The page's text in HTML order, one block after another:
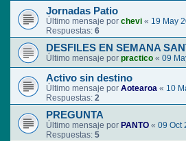
Jornadas Patio
Último mensaje por chevi « 19 May
Respuestas: 6
DESFILES EN SEMANA
Último mensaje por practico « 09
Activo sin destino
Último mensaje por Aotearoa « 10
Respuestas: 2
PREGUNTA
Último mensaje por PANTO « 09 Oct
Respuestas: 5